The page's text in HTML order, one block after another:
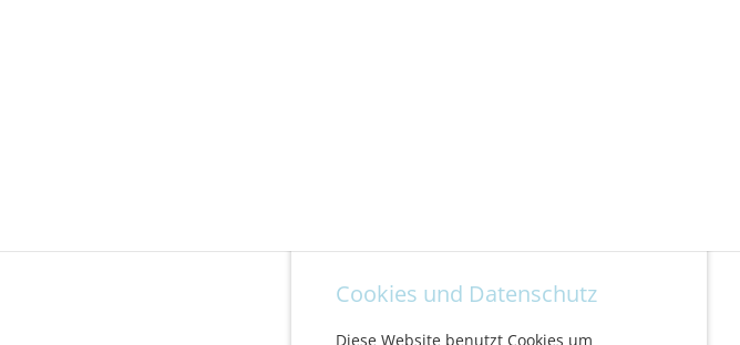
Cookies und Datenschutz
Diese Website benutzt Cookies um